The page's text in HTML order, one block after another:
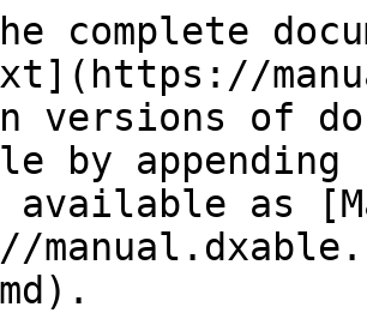
complete
versions of
by
available as